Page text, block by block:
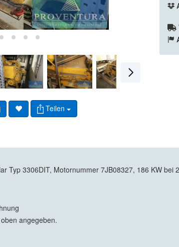
Teilen
Typ 3306DIT, Motornummer 7JB08327, 186 KW
angegeben.